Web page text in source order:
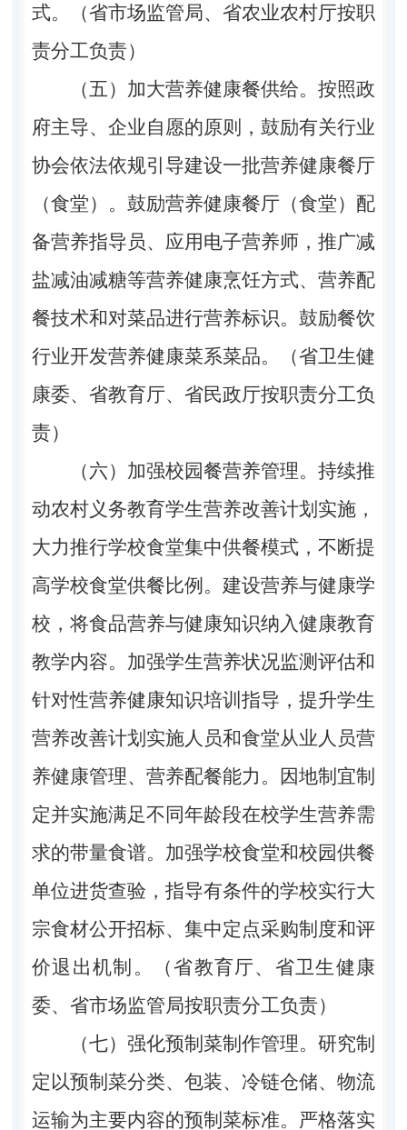
式。（省市场监管局、省农业农村厅按职
责分工负责）
（五）加大营养健康餐供给。按照政
府主导、企业自愿的原则，鼓励有关行业
协会依法依规引导建设一批营养健康餐厅
（食堂）。鼓励营养健康餐厅（食堂）配
备营养指导员、应用电子营养师，推广减
盐减油减糖等营养健康烹饪方式、营养配
餐技术和对菜品进行营养标识。鼓励餐饮
行业开发营养健康菜系菜品。（省卫生健
康委、省教育厅、省民政厅按职责分工负
责）
（六）加强校园餐营养管理。持续推
动农村义务教育学生营养改善计划实施，
大力推行学校食堂集中供餐模式，不断提
高学校食堂供餐比例。建设营养与健康学
校，将食品营养与健康知识纳入健康教育
教学内容。加强学生营养状况监测评估和
针对性营养健康知识培训指导，提升学生
营养改善计划实施人员和食堂从业人员营
养健康管理、营养配餐能力。因地制宜制
定并实施满足不同年龄段在校学生营养需
求的带量食谱。加强学校食堂和校园供餐
单位进货查验，指导有条件的学校实行大
宗食材公开招标、集中定点采购制度和评
价退出机制。（省教育厅、省卫生健康
委、省市场监管局按职责分工负责）
（七）强化预制菜制作管理。研究制
定以预制菜分类、包装、冷链仓储、物流
运输为主要内容的预制菜标准。严格落实